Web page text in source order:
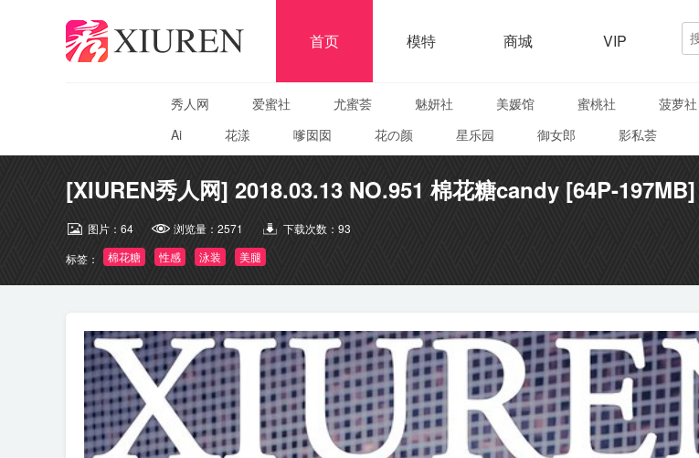
首页 模特 商城 VIP
秀人网 爱蜜社 尤蜜荟 魅妍社 美媛馆 蜜桃社 菠萝社
Ai
花漾 嗲囡囡 花の颜 星乐园 御女郎 影私荟
[XIUREN秀人网] 2018.03.13 NO.951 棉花糖candy [64P-197MB]
图片： 64 浏览量： 2571 下载次数： 93
标签：
棉花糖 性感 泳装 美腿